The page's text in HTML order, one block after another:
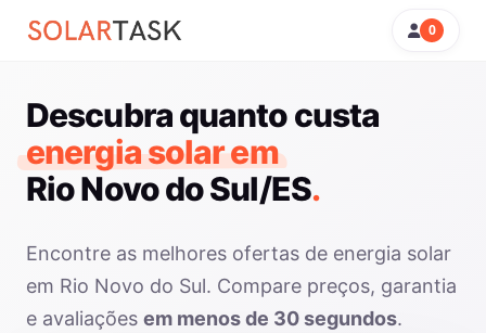
0
Descubra quanto custa
energia solar em
Rio Novo do Sul/ES.
Encontre as melhores ofertas de energia solar
em Rio Novo do Sul. Compare preços, garantia
e avaliações em menos de 30 segundos.